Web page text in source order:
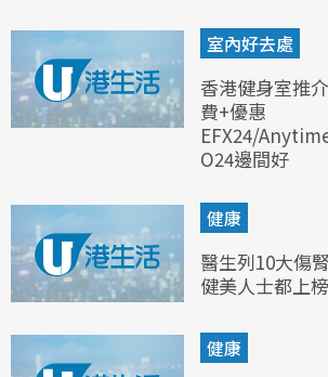
室內好去處
香港健身室推
費+優惠
EFX24/
O24邊間好
健康
醫生列10大傷
健美人士都上
健康